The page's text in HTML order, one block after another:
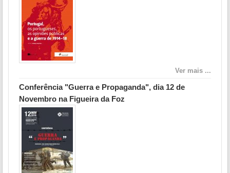
Ver mais ...
Conferência "Guerra e Propaganda", dia 12 de
Novembro na Figueira da Foz